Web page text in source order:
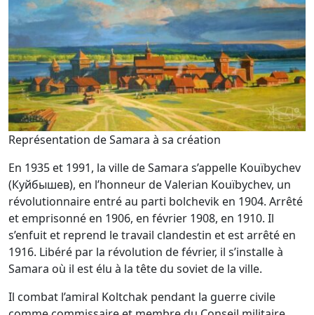
Représentation de Samara à sa création
En 1935 et 1991, la ville de Samara s’appelle Kouïbychev
(Куйбышев), en l’honneur de Valerian Kouïbychev, un
révolutionnaire entré au parti bolchevik en 1904. Arrêté
et emprisonné en 1906, en février 1908, en 1910. Il
s’enfuit et reprend le travail clandestin et est arrêté en
1916. Libéré par la révolution de février, il s’installe à
Samara où il est élu à la tête du soviet de la ville.
Il combat l’amiral Koltchak pendant la guerre civile